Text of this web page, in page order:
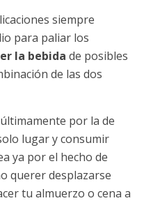
siempre
para paliar los
la bebida de posibles
de las dos
por la de
lugar y consumir
ya por el hecho de
querer desplazarse
tu almuerzo o cena a